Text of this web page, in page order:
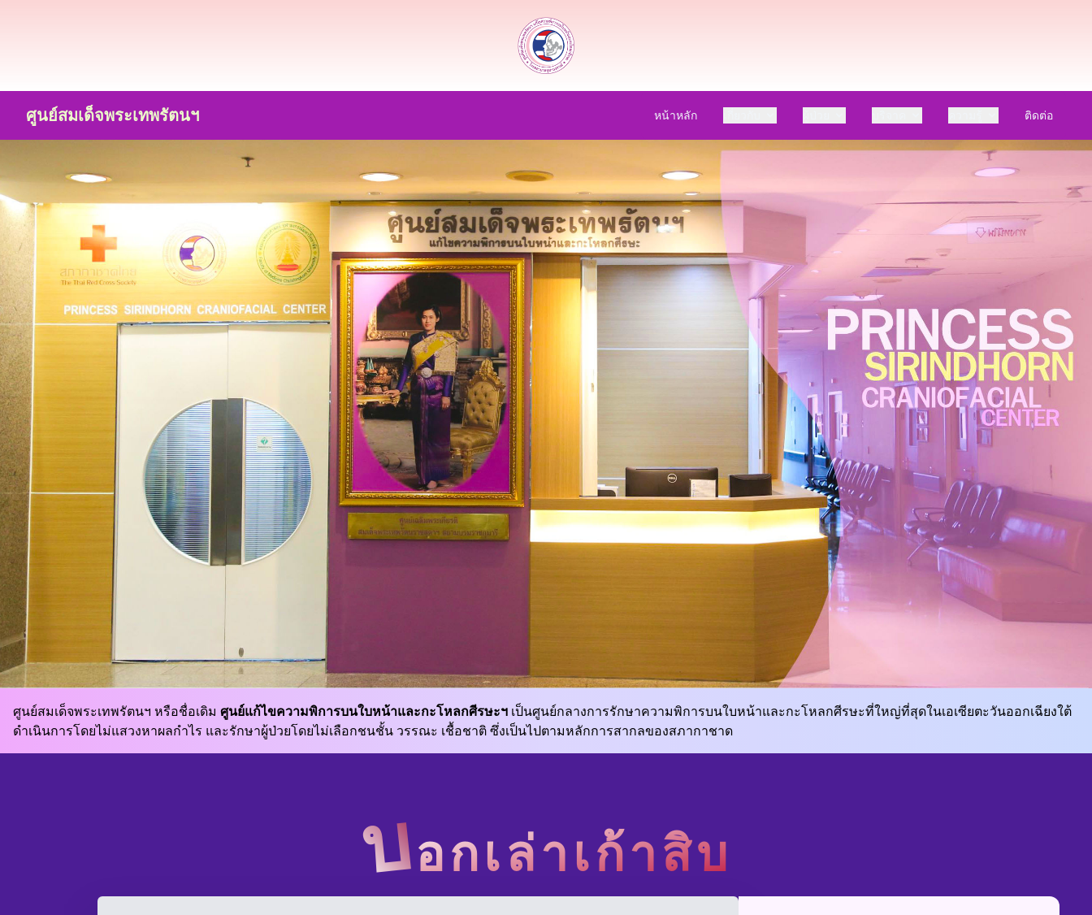
ศูนย์สมเด็จพระเทพรัตนฯ หน้าหลัก ติดต่อ
ศูนย์สมเด็จพระเทพรัตนฯ หรือชื่อเดิม ศูนย์แก้ไขความพิการบนใบหน้าและกะโหลกศีรษะฯ เป็นศูนย์กลางการรักษาความพิการบนใบหน้าและกะโหลกศีรษะที่ใหญ่ที่สุดในเอเซียตะวันออกเฉียงใต้
ดำเนินการโดยไม่แสวงหาผลกำไร และรักษาผู้ป่วยโดยไม่เลือกชนชั้น วรรณะ เชื้อชาติ ซึ่งเป็นไปตามหลักการสากลของสภากาชาด
บอกเล่าเก้าสิบ